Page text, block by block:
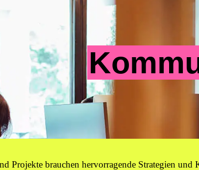
Projekte brauchen hervorragende Strategien